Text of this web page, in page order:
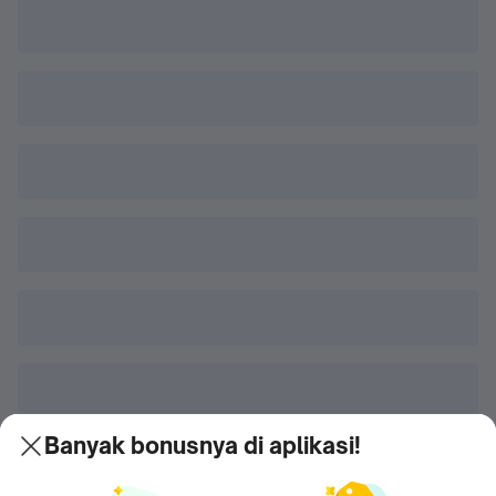
Banyak bonusnya di aplikasi!